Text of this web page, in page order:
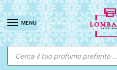
Skip
to
navigation
Skip
to
content
MENU
Ricerca
prodotti
☀️ SUNNY DAYS:-